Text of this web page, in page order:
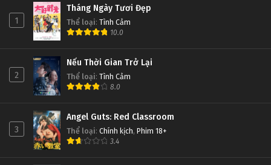
1
Tháng Ngày Tươi Đẹp
Thể loại: Tình Cảm
10.0
2
Nếu Thời Gian Trở Lại
Thể loại: Tình Cảm
8.0
3
Angel Guts: Red Classroom
Thể loại: Chính kịch, Phim 18+
3.4